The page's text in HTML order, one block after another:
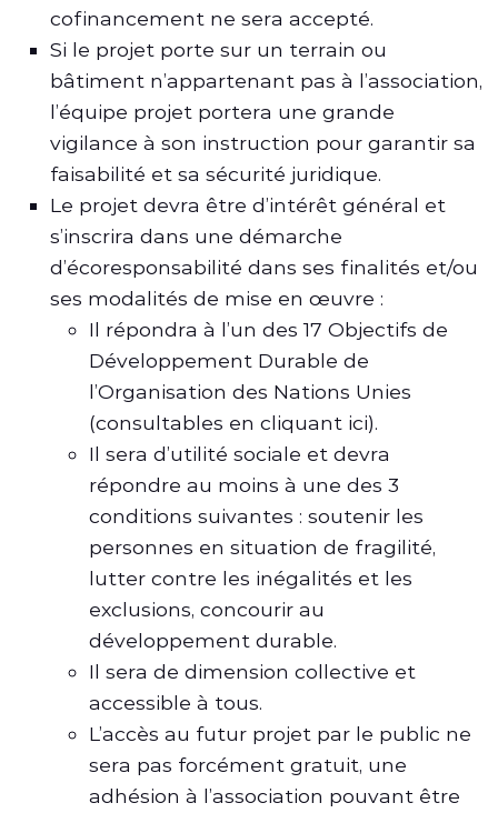
cofinancement ne sera accepté.
Si le projet porte sur un terrain ou
bâtiment n’appartenant pas à l’association,
l’équipe projet portera une grande
vigilance à son instruction pour garantir sa
faisabilité et sa sécurité juridique.
Le projet devra être d’intérêt général et
s’inscrira dans une démarche
d’écoresponsabilité dans ses finalités et/ou
ses modalités de mise en œuvre :
Il répondra à l’un des 17 Objectifs de
Développement Durable de
l’Organisation des Nations Unies
(consultables en cliquant ici).
Il sera d’utilité sociale et devra
répondre au moins à une des 3
conditions suivantes : soutenir les
personnes en situation de fragilité,
lutter contre les inégalités et les
exclusions, concourir au
développement durable.
Il sera de dimension collective et
accessible à tous.
L’accès au futur projet par le public ne
sera pas forcément gratuit, une
adhésion à l’association pouvant être